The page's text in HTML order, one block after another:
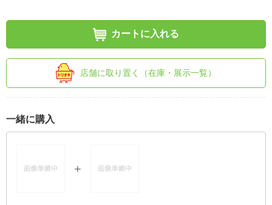
カートに入れる
店舗に取り置く（在庫・展示一覧）
一緒に購入